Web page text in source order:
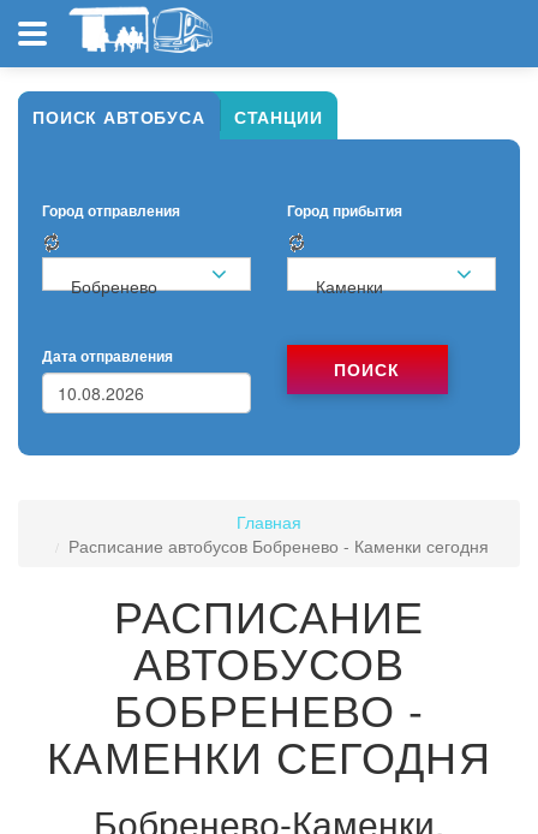
ПОИСК АВТОБУСА СТАНЦИИ
Город отправления
Бобренево
Город прибытия
Каменки
Дата отправления
ПОИСК
Главная
Расписание автобусов Бобренево - Каменки сегодня
РАСПИСАНИЕ
АВТОБУСОВ
БОБРЕНЕВО -
КАМЕНКИ СЕГОДНЯ
Бобренево-Каменки.